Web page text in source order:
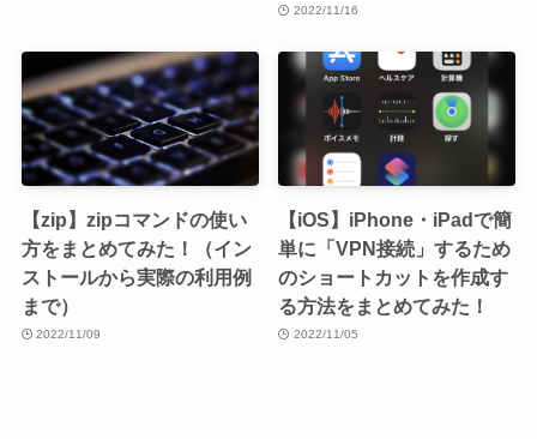
2022/11/16
【zip】zipコマンドの使い
方をまとめてみた！（イン
ストールから実際の利用例
まで）
2022/11/09
【iOS】iPhone・iPadで簡
単に「VPN接続」するため
のショートカットを作成す
る方法をまとめてみた！
2022/11/05